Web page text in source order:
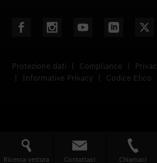
Protezione dati | Compliance |
|
Informative Privacy | Codice Etico
Ricerca vettura Contattaci Chiamaci